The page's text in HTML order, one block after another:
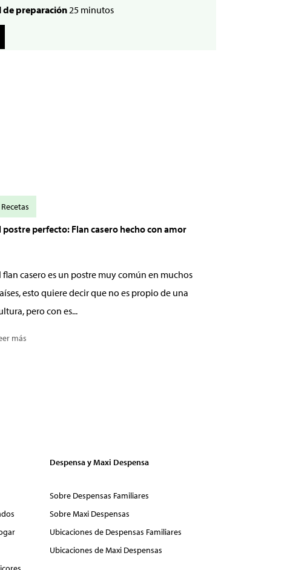
preparación 25 minutos
postre perfecto: Flan casero hecho con amor
flan casero es un postre muy común en muchos
esto quiere decir que no es propio de una
pero con es...
más
Recetas
Despensa y Maxi Despensa
Sobre Despensas Familiares
Sobre Maxi Despensas
Ubicaciones de Despensas Familiares
Ubicaciones de Maxi Despensas